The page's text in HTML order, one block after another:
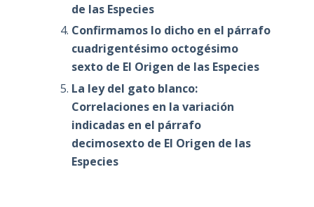
de las Especies
Confirmamos lo dicho en el párrafo
cuadrigentésimo octogésimo
sexto de El Origen de las Especies
La ley del gato blanco:
Correlaciones en la variación
indicadas en el párrafo
decimosexto de El Origen de las
Especies